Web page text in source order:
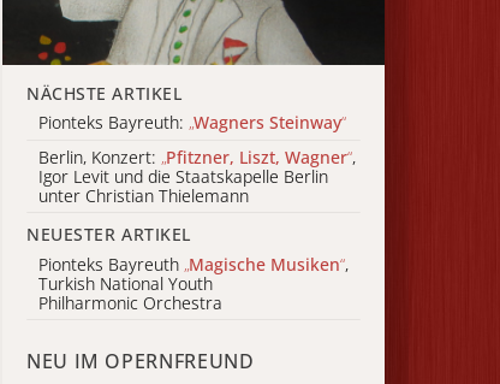
NÄCHSTE ARTIKEL
Pionteks Bayreuth: „Wagners Steinway“
Berlin, Konzert: „Pfitzner, Liszt, Wagner“,
Igor Levit und die Staatskapelle Berlin
unter Christian Thielemann
NEUESTER ARTIKEL
Pionteks Bayreuth „Magische Musiken“,
Turkish National Youth
Philharmonic Orchestra
NEU IM OPERNFREUND